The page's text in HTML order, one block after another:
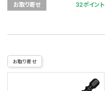
お取り寄せ 32ポイント
お取り寄せ